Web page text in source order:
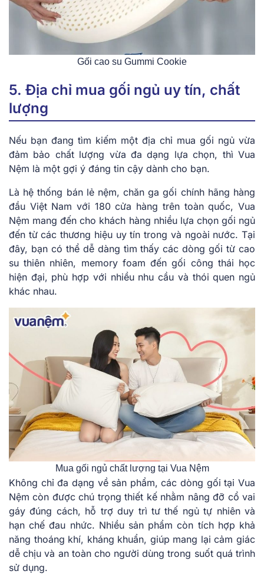
Gối cao su Gummi Cookie
5. Địa chỉ mua gối ngủ uy tín, chất
lượng
Nếu bạn đang tìm kiếm một địa chỉ mua gối ngủ vừa
đảm bảo chất lượng vừa đa dạng lựa chọn, thì Vua
Nệm là một gợi ý đáng tin cậy dành cho bạn.
Là hệ thống bán lẻ nệm, chăn ga gối chính hãng hàng
đầu Việt Nam với 180 cửa hàng trên toàn quốc, Vua
Nệm mang đến cho khách hàng nhiều lựa chọn gối ngủ
đến từ các thương hiệu uy tín trong và ngoài nước. Tại
đây, bạn có thể dễ dàng tìm thấy các dòng gối từ cao
su thiên nhiên, memory foam đến gối công thái học
hiện đại, phù hợp với nhiều nhu cầu và thói quen ngủ
khác nhau.
Mua gối ngủ chất lượng tại Vua Nệm
Không chỉ đa dạng về sản phẩm, các dòng gối tại Vua
Nệm còn được chú trọng thiết kế nhằm nâng đỡ cổ vai
gáy đúng cách, hỗ trợ duy trì tư thế ngủ tự nhiên và
hạn chế đau nhức. Nhiều sản phẩm còn tích hợp khả
năng thoáng khí, kháng khuẩn, giúp mang lại cảm giác
dễ chịu và an toàn cho người dùng trong suốt quá trình
sử dụng.